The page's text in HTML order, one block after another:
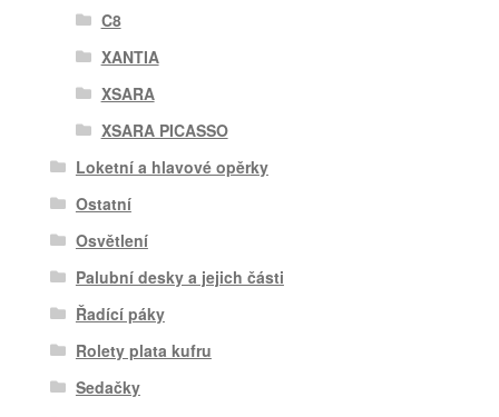
C8
XANTIA
XSARA
XSARA PICASSO
Loketní a hlavové opěrky
Ostatní
Osvětlení
Palubní desky a jejich části
Řadící páky
Rolety plata kufru
Sedačky